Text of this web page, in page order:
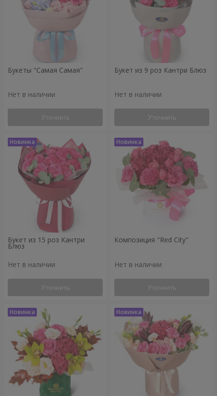
Букеты "Самая Самая"
Нет в наличии
Уточнить
Букет из 9 роз Кантри Блюз
Нет в наличии
Уточнить
Букет из 15 роз Кантри
Блюз
Нет в наличии
Уточнить
Композиция "Red City"
Нет в наличии
Уточнить